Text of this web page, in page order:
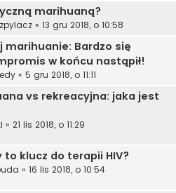
marihuaną?
« 13 gru 2018, o 10:58
marihuanie: Bardzo się
w końcu nastąpił!
« 5 gru 2018, o 11:11
vs rekreacyjna: jaka jest
« 21 lis 2018, o 11:29
klucz do terapii HIV?
« 16 lis 2018, o 10:54